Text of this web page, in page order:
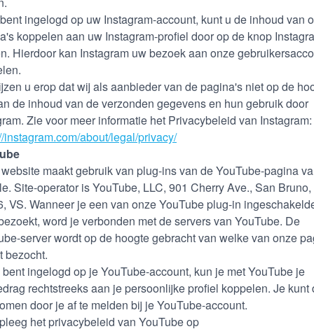
ingelogd op uw Instagram-account, kunt u de inhoud van
koppelen aan uw Instagram-profiel door op de knop
Hierdoor kan Instagram uw bezoek aan onze
u erop dat wij als aanbieder van de pagina's niet op de
de inhoud van de verzonden gegevens en hun gebruik door
Zie voor meer informatie het Privacybeleid van Instagram:
instagram.com/about/legal/privacy/
maakt gebruik van plug-ins van de YouTube-pagina
Site-operator is YouTube, LLC, 901 Cherry Ave., San
VS. Wanneer je een van onze YouTube plug-in
word je verbonden met de servers van YouTube. De
server wordt op de hoogte gebracht van welke van onze
bezocht.
ingelogd op je YouTube-account, kun je met YouTube je
rechtstreeks aan je persoonlijke profiel koppelen. Je kunt
door je af te melden bij je YouTube-account.
het privacybeleid van YouTube op